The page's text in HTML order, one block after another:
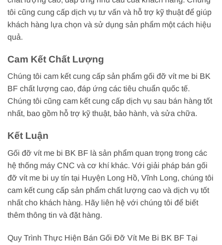
tôi cũng cung cấp dịch vụ tư vấn và hỗ trợ kỹ thuật để giúp
khách hàng lựa chọn và sử dụng sản phẩm một cách hiệu
quả.
Cam Kết Chất Lượng
Chúng tôi cam kết cung cấp sản phẩm gối đỡ vít me bi BK
BF chất lượng cao, đáp ứng các tiêu chuẩn quốc tế.
Chúng tôi cũng cam kết cung cấp dịch vụ sau bán hàng tốt
nhất, bao gồm hỗ trợ kỹ thuật, bảo hành, và sửa chữa.
Kết Luận
Gối đỡ vít me bi BK BF là sản phẩm quan trọng trong các
hệ thống máy CNC và cơ khí khác. Với giải pháp bán gối
đỡ vít me bi uy tín tại Huyện Long Hồ, Vĩnh Long, chúng tôi
cam kết cung cấp sản phẩm chất lượng cao và dịch vụ tốt
nhất cho khách hàng. Hãy liên hệ với chúng tôi để biết
thêm thông tin và đặt hàng.
Quy Trình Thực Hiện Bán Gối Đỡ Vít Me Bi BK BF Tại